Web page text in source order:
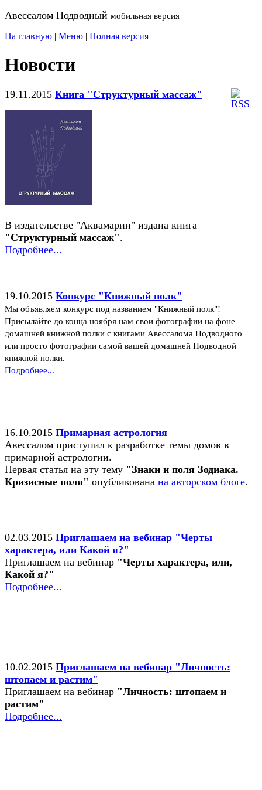
Авессалом Подводный мобильная версия
На главную | Меню | Полная версия
Новости
19.11.2015 Книга "Структурный массаж"
В издательстве "Аквамарин" издана книга
"Структурный массаж".
Подробнее...
19.10.2015 Конкурс "Книжный полк"
Мы объявляем конкурс под названием "Книжный полк"!
Присылайте до конца ноября нам свои фотографии на фоне
домашней книжной полки с книгами Авессалома Подводного
или просто фотографии самой вашей домашней Подводной
книжной полки.
Подробнее...
16.10.2015 Примарная астрология
Авессалом приступил к разработке темы домов в
примарной астрологии.
Первая статья на эту тему "Знаки и поля Зодиака.
Кризисные поля" опубликована на авторском блоге.
02.03.2015 Приглашаем на вебинар "Черты
характера, или Какой я?"
Приглашаем на вебинар "Черты характера, или,
Какой я?"
Подробнее...
10.02.2015 Приглашаем на вебинар "Личность:
штопаем и растим"
Приглашаем на вебинар "Личность: штопаем и
растим"
Подробнее...